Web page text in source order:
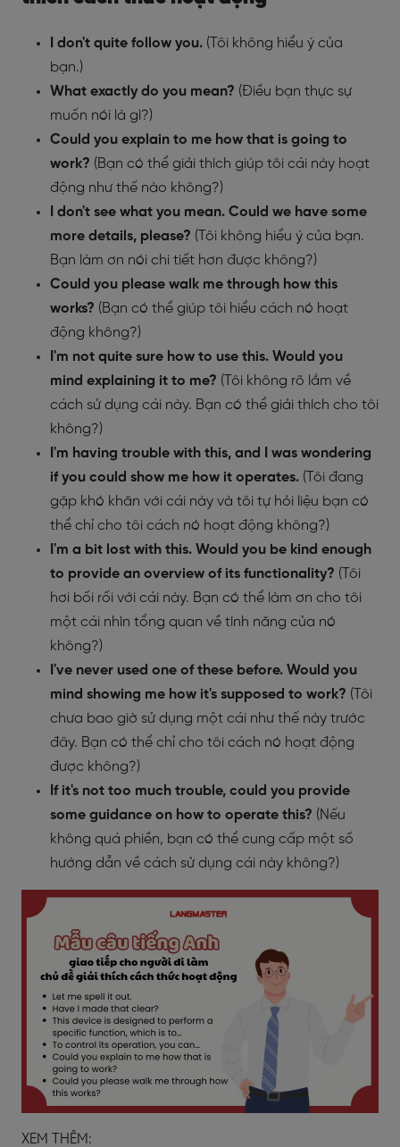
I don't quite follow you. (Tôi không hiểu ý của
bạn.)
What exactly do you mean? (Điều bạn thực sự
muốn nói là gì?)
Could you explain to me how that is going to
work? (Bạn có thể giải thích giúp tôi cái này hoạt
động như thế nào không?)
I don't see what you mean. Could we have some
more details, please? (Tôi không hiểu ý của bạn.
Bạn làm ơn nói chi tiết hơn được không?)
Could you please walk me through how this
works? (Bạn có thể giúp tôi hiểu cách nó hoạt
động không?)
I'm not quite sure how to use this. Would you
mind explaining it to me? (Tôi không rõ lắm về
cách sử dụng cái này. Bạn có thể giải thích cho tôi
không?)
I'm having trouble with this, and I was wondering
if you could show me how it operates. (Tôi đang
gặp khó khăn với cái này và tôi tự hỏi liệu bạn có
thể chỉ cho tôi cách nó hoạt động không?)
I'm a bit lost with this. Would you be kind enough
to provide an overview of its functionality? (Tôi
hơi bối rối với cái này. Bạn có thể làm ơn cho tôi
một cái nhìn tổng quan về tính năng của nó
không?)
I've never used one of these before. Would you
mind showing me how it's supposed to work? (Tôi
chưa bao giờ sử dụng một cái như thế này trước
đây. Bạn có thể chỉ cho tôi cách nó hoạt động
được không?)
If it's not too much trouble, could you provide
some guidance on how to operate this? (Nếu
không quá phiền, bạn có thể cung cấp một số
hướng dẫn về cách sử dụng cái này không?)
XEM THÊM: